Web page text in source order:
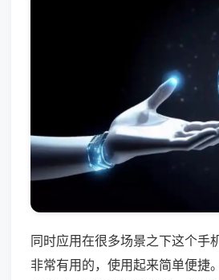
同时应用在很多场景之下这个手
非常有用的，使用起来简单便捷